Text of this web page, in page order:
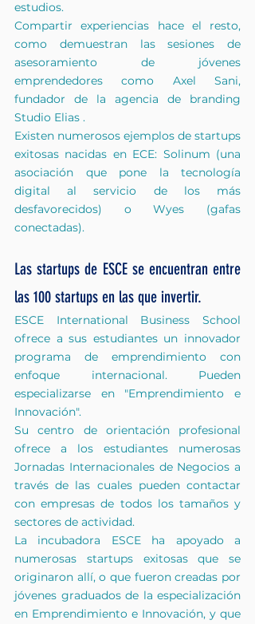
estudios.
Compartir experiencias hace el resto,
como demuestran las sesiones de
asesoramiento de jóvenes
emprendedores como Axel Sani,
fundador de la agencia de branding
Studio Elias .
Existen numerosos ejemplos de startups
exitosas nacidas en ECE: Solinum (una
asociación que pone la tecnología
digital al servicio de los más
desfavorecidos) o
Wyes
(gafas
conectadas).
Las startups de ESCE se encuentran entre
las 100 startups en las que invertir.
ESCE
International Business School
ofrece a sus estudiantes un innovador
programa de emprendimiento con
enfoque internacional. Pueden
especializarse en "Emprendimiento e
Innovación".
Su centro de orientación profesional
ofrece a los estudiantes numerosas
Jornadas Internacionales de Negocios a
través de las cuales pueden contactar
con empresas de todos los tamaños y
sectores de actividad.
La incubadora ESCE ha apoyado a
numerosas startups exitosas que se
originaron allí, o que fueron creadas por
jóvenes graduados de la especialización
en Emprendimiento e Innovación, y que